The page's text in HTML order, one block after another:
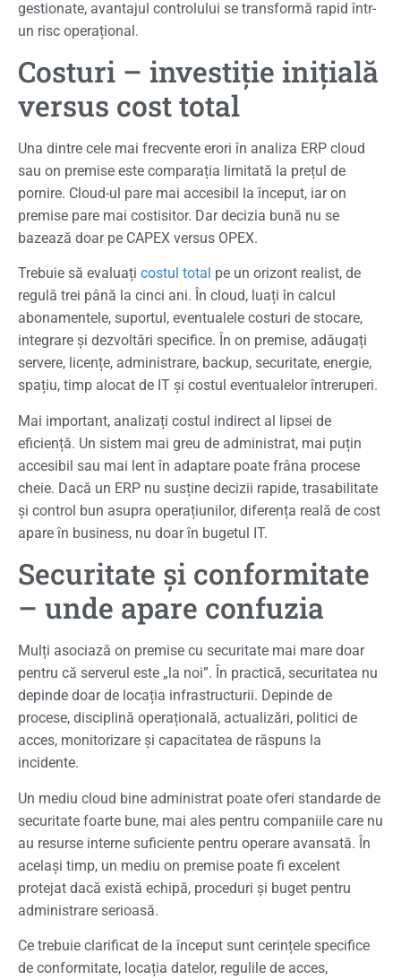
gestionate, avantajul controlului se transformă rapid într-
un risc operațional.
Costuri – investiție inițială
versus cost total
Una dintre cele mai frecvente erori în analiza ERP cloud
sau on premise este comparația limitată la prețul de
pornire. Cloud-ul pare mai accesibil la început, iar on
premise pare mai costisitor. Dar decizia bună nu se
bazează doar pe CAPEX versus OPEX.
Trebuie să evaluați costul total pe un orizont realist, de
regulă trei până la cinci ani. În cloud, luați în calcul
abonamentele, suportul, eventualele costuri de stocare,
integrare și dezvoltări specifice. În on premise, adăugați
servere, licențe, administrare, backup, securitate, energie,
spațiu, timp alocat de IT și costul eventualelor întreruperi.
Mai important, analizați costul indirect al lipsei de
eficiență. Un sistem mai greu de administrat, mai puțin
accesibil sau mai lent în adaptare poate frâna procese
cheie. Dacă un ERP nu susține decizii rapide, trasabilitate
și control bun asupra operațiunilor, diferența reală de cost
apare în business, nu doar în bugetul IT.
Securitate și conformitate
– unde apare confuzia
Mulți asociază on premise cu securitate mai mare doar
pentru că serverul este „la noi”. În practică, securitatea nu
depinde doar de locația infrastructurii. Depinde de
procese, disciplină operațională, actualizări, politici de
acces, monitorizare și capacitatea de răspuns la
incidente.
Un mediu cloud bine administrat poate oferi standarde de
securitate foarte bune, mai ales pentru companiile care nu
au resurse interne suficiente pentru operare avansată. În
același timp, un mediu on premise poate fi excelent
protejat dacă există echipă, proceduri și buget pentru
administrare serioasă.
Ce trebuie clarificat de la început sunt cerințele specifice
de conformitate, locația datelor, regulile de acces,